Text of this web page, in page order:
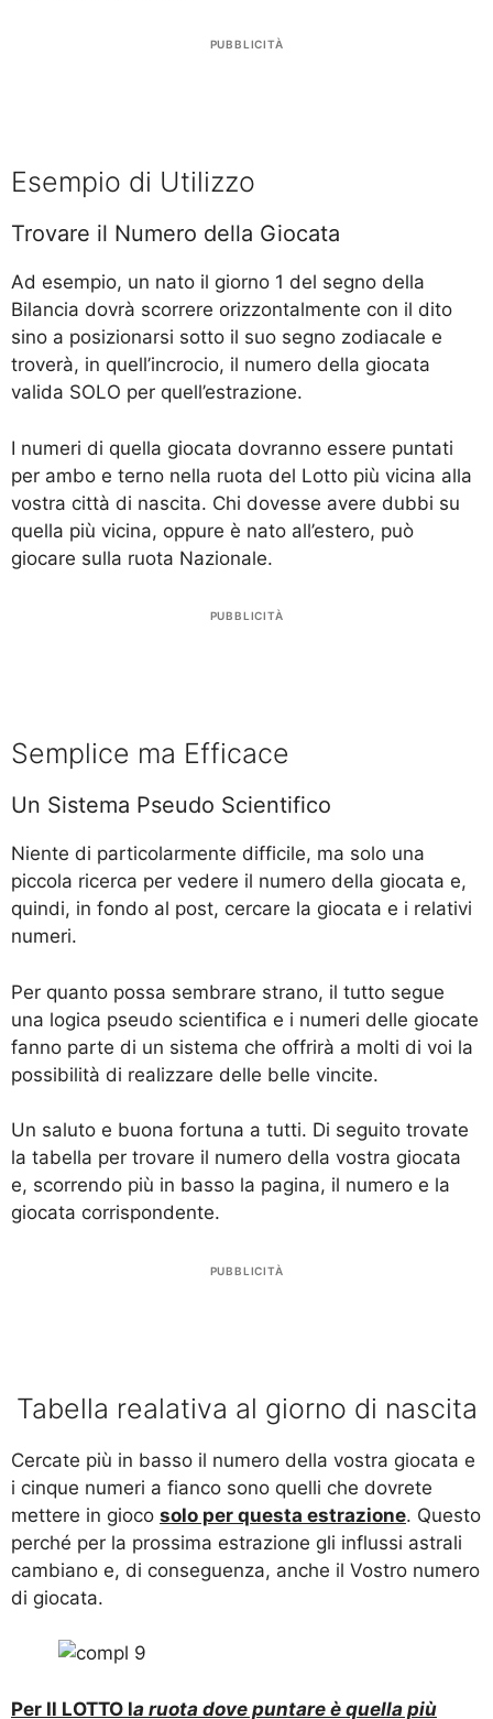
PUBBLICITÀ
Esempio di Utilizzo
Trovare il Numero della Giocata
Ad esempio, un nato il giorno 1 del segno della
Bilancia dovrà scorrere orizzontalmente con il dito
sino a posizionarsi sotto il suo segno zodiacale e
troverà, in quell’incrocio, il numero della giocata
valida SOLO per quell’estrazione.
I numeri di quella giocata dovranno essere puntati
per ambo e terno nella ruota del Lotto più vicina alla
vostra città di nascita. Chi dovesse avere dubbi su
quella più vicina, oppure è nato all’estero, può
giocare sulla ruota Nazionale.
PUBBLICITÀ
Semplice ma Efficace
Un Sistema Pseudo Scientifico
Niente di particolarmente difficile, ma solo una
piccola ricerca per vedere il numero della giocata e,
quindi, in fondo al post, cercare la giocata e i relativi
numeri.
Per quanto possa sembrare strano, il tutto segue
una logica pseudo scientifica e i numeri delle giocate
fanno parte di un sistema che offrirà a molti di voi la
possibilità di realizzare delle belle vincite.
Un saluto e buona fortuna a tutti. Di seguito trovate
la tabella per trovare il numero della vostra giocata
e, scorrendo più in basso la pagina, il numero e la
giocata corrispondente.
PUBBLICITÀ
Tabella realativa al giorno di nascita
Cercate più in basso il numero della vostra giocata e
i cinque numeri a fianco sono quelli che dovrete
mettere in gioco solo per questa estrazione. Questo
perché per la prossima estrazione gli influssi astrali
cambiano e, di conseguenza, anche il Vostro numero
di giocata.
Per Il LOTTO la ruota dove puntare è quella più